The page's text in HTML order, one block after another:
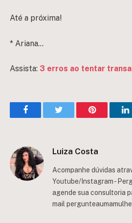
Até a próxima!
* Ariana…
Assista: 3 erros ao tentar
FacebookTwitter Pinterest
Luiza Costa
Acompanhe dúvidas
Youtube/Instagram -
agende sua consultoria
mail